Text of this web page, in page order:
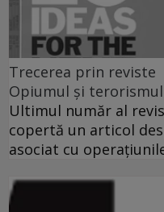
Trecerea prin reviste
Opiumul şi terorismul
Ultimul număr al
copertă un articol
asociat cu